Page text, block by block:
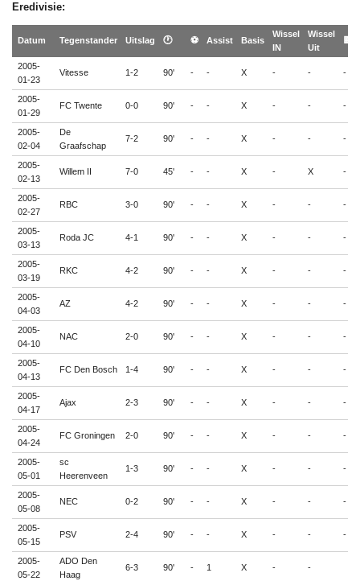
Eredivisie:
Datum Tegenstander Uitslag 🕐 ⚽ Assist Basis
Wissel
IN
Wissel
Uit
🟨
2005-
01-23
Vitesse 1-2 90' - - X - - -
2005-
01-29
FC Twente 0-0 90' - - X - - -
2005-
02-04
De
Graafschap
7-2 90' - - X - - -
2005-
02-13
Willem II 7-0 45' - - X - X -
2005-
02-27
RBC 3-0 90' - - X - - -
2005-
03-13
Roda JC 4-1 90' - - X - - -
2005-
03-19
RKC 4-2 90' - - X - - -
2005-
04-03
AZ 4-2 90' - - X - - -
2005-
04-10
NAC 2-0 90' - - X - - -
2005-
04-13
FC Den Bosch 1-4 90' - - X - - -
2005-
04-17
Ajax 2-3 90' - - X - - -
2005-
04-24
FC Groningen 2-0 90' - - X - - -
2005-
05-01
sc
Heerenveen
1-3 90' - - X - - -
2005-
05-08
NEC 0-2 90' - - X - - -
2005-
05-15
PSV 2-4 90' - - X - - -
2005-
05-22
ADO Den
Haag
6-3 90' - 1 X - -